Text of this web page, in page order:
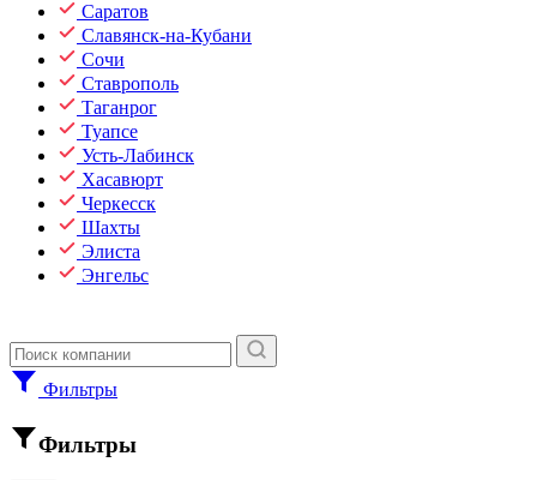
Саратов
Славянск-на-Кубани
Сочи
Ставрополь
Таганрог
Туапсе
Усть-Лабинск
Хасавюрт
Черкесск
Шахты
Элиста
Энгельс
Фильтры
Фильтры